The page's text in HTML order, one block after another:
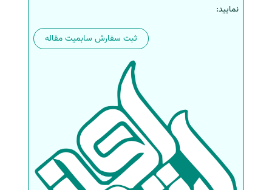
نمایید:
ثبت سفارش سابمیت مقاله